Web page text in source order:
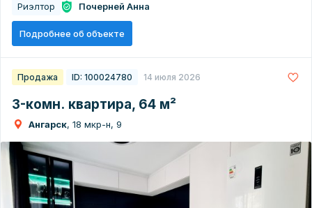
Риэлтор Почерней Анна
Подробнее об объекте
Продажа ID: 100024780 14 июля 2026
3-комн. квартира, 64 м²
Ангарск, 18 мкр-н, 9